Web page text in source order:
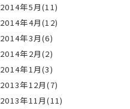
2014年5月(11)
2014年4月(12)
2014年3月(6)
2014年2月(2)
2014年1月(3)
2013年12月(7)
2013年11月(11)